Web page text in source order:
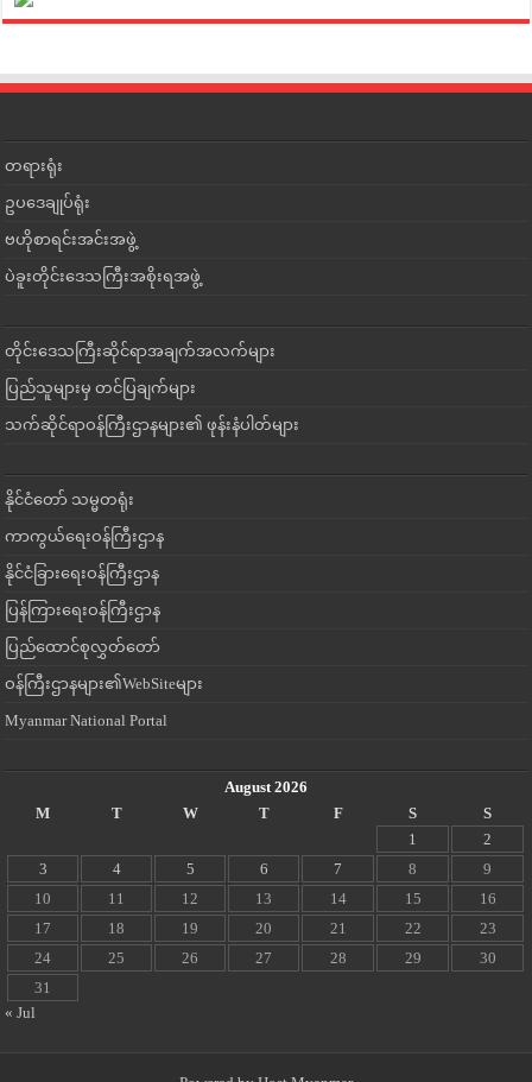
တရားရုံး
ဥပဒေချုပ်ရုံး
ဗဟိုစာရင်းအင်းအဖွဲ့
ပဲခူးတိုင်းဒေသကြီးအစိုးရအဖွဲ့
တိုင်းဒေသကြီးဆိုင်ရာအချက်အလက်များ
ပြည်သူများမှ တင်ပြချက်များ
သက်ဆိုင်ရာဝန်ကြီးဌာနများ၏ ဖုန်းနံပါတ်များ
နိုင်ငံတော် သမ္မတရုံး
ကာကွယ်ရေးဝန်ကြီးဌာန
နိုင်ငံခြားရေးဝန်ကြီးဌာန
ပြန်ကြားရေးဝန်ကြီးဌာန
ပြည်ထောင်စုလွှတ်တော်
ဝန်ကြီးဌာနများ၏WebSiteများ
Myanmar National Portal
August 2026
M
T W T F S
S
1
2
3
4 5 6 7 8
9
10
11 12 13 14 15
16
17
18 19 20 21 22
23
24
25 26 27 28 29
30
31
« Jul